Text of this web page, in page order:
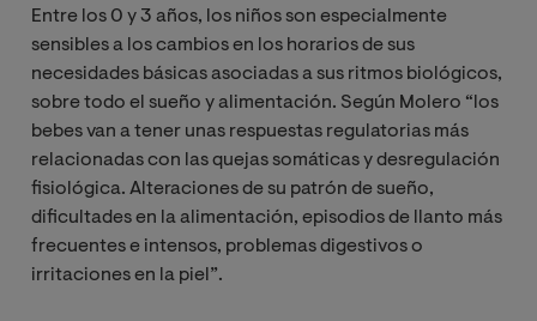
Entre los 0 y 3 años, los niños son especialmente
sensibles a los cambios en los horarios de sus
necesidades básicas asociadas a sus ritmos biológicos,
sobre todo el sueño y alimentación. Según Molero “los
bebes van a tener unas respuestas regulatorias más
relacionadas con las quejas somáticas y desregulación
fisiológica. Alteraciones de su patrón de sueño,
dificultades en la alimentación, episodios de llanto más
frecuentes e intensos, problemas digestivos o
irritaciones en la piel”.